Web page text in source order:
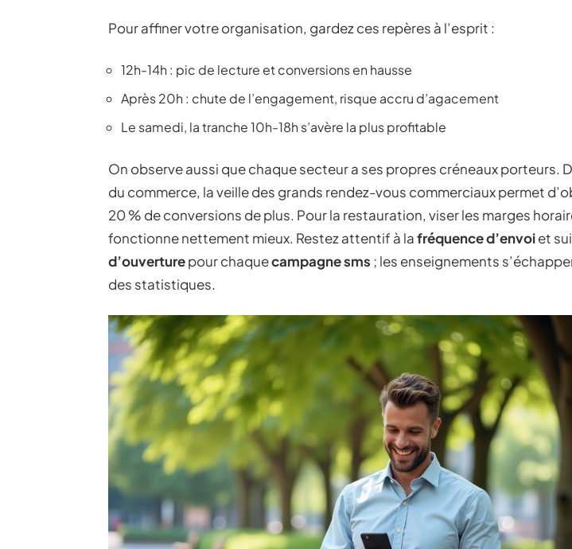
Pour affiner votre organisation, gardez ces repères à l’esprit :
12h-14h : pic de lecture et conversions en hausse
Après 20h : chute de l’engagement, risque accru d’agacement
Le samedi, la tranche 10h-18h s’avère la plus profitable
On observe aussi que chaque secteur a ses propres créneaux porteurs.
du commerce, la veille des grands rendez-vous commerciaux permet
20 % de conversions de plus. Pour la restauration, viser les marges
fonctionne nettement mieux. Restez attentif à lafréquence d’envoiet
d’ouverturepour chaquecampagne sms ; les enseignements
des statistiques.